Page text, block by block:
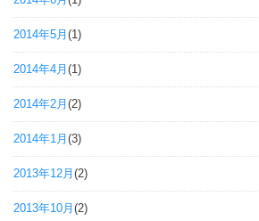
2014年5月 (1)
2014年4月 (1)
2014年2月 (2)
2014年1月 (3)
2013年12月 (2)
2013年10月 (2)